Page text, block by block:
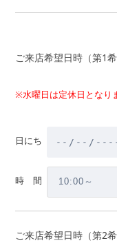
ご来店希望日時（第1希
※水曜日は定休日となり
日にち
時 間
ご来店希望日時（第2希
■問９.聞いてみたい内
マンションと一
新築と中古どち
注文住宅につい
物件金額以外
自宅の買替えに